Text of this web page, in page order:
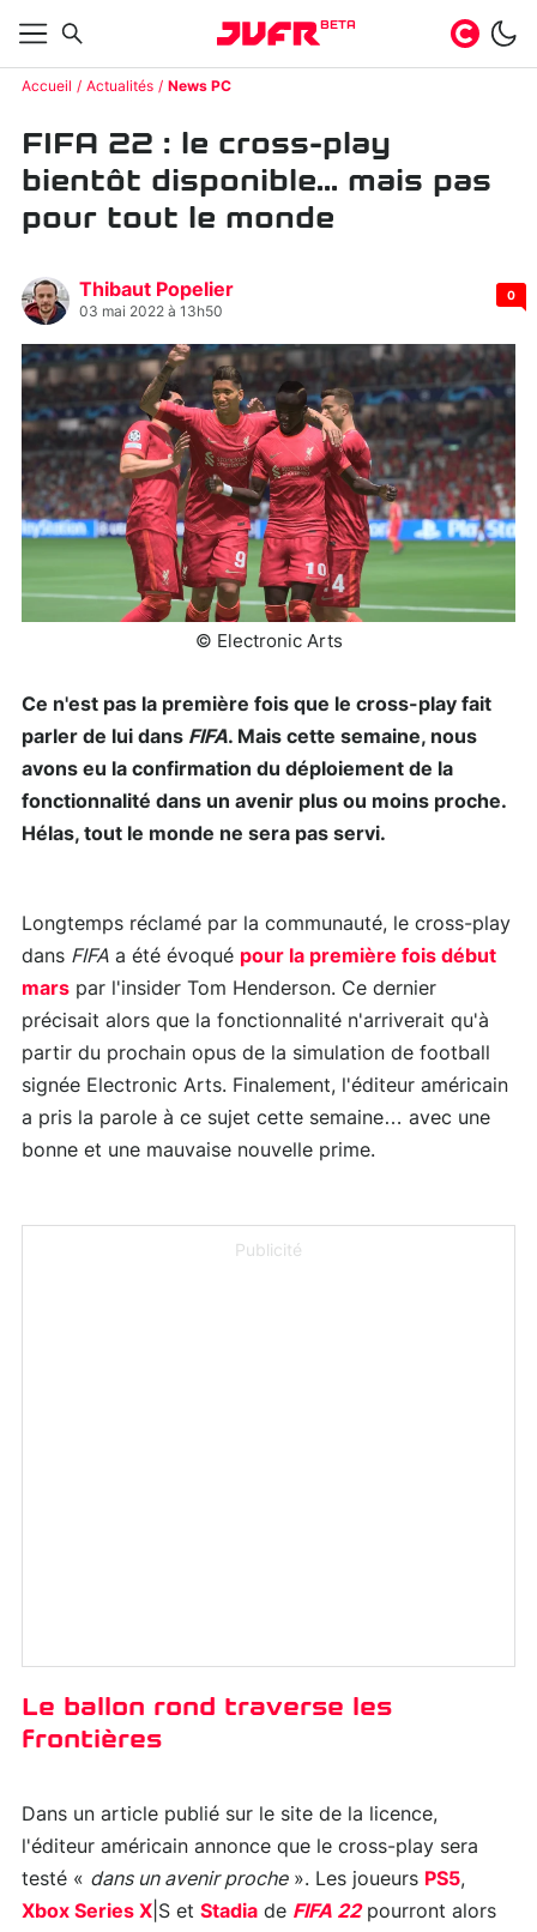
BETA
Accueil Actualités News PC
FIFA 22 : le cross-play
bientôt disponible... mais pas
pour tout le monde
Thibaut Popelier
03 mai 2022 à 13h50
0
© Electronic Arts
Ce n'est pas la première fois que le cross-play fait
parler de lui dans FIFA. Mais cette semaine, nous
avons eu la confirmation du déploiement de la
fonctionnalité dans un avenir plus ou moins proche.
Hélas, tout le monde ne sera pas servi.
Longtemps réclamé par la communauté, le cross-play
dans FIFA a été évoqué pour la première fois début
mars par l'insider Tom Henderson. Ce dernier
précisait alors que la fonctionnalité n'arriverait qu'à
partir du prochain opus de la simulation de football
signée Electronic Arts. Finalement, l'éditeur américain
a pris la parole à ce sujet cette semaine… avec une
bonne et une mauvaise nouvelle prime.
Publicité
Le ballon rond traverse les
frontières
Dans un article publié sur le site de la licence,
l'éditeur américain annonce que le cross-play sera
testé « dans un avenir proche». Les joueurs PS5,
Xbox Series X |S et Stadia de FIFA 22pourront alors